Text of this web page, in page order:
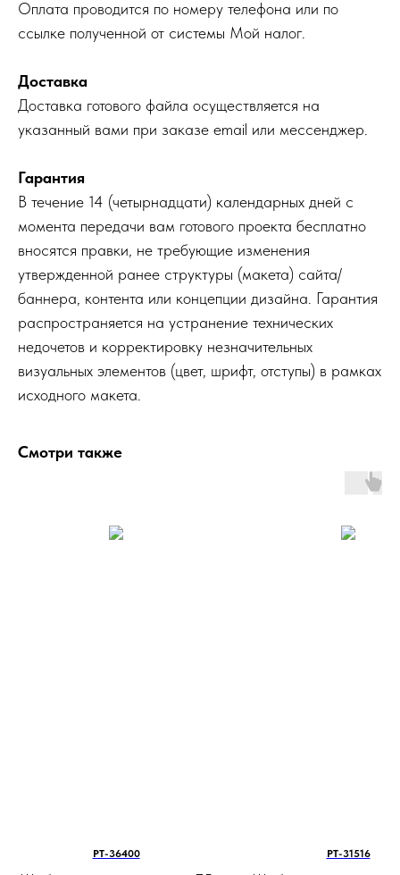
Оплата проводится по номеру телефона или по
ссылке полученной от системы Мой налог.
Доставка
Доставка готового файла осуществляется на
указанный вами при заказе email или мессенджер.
Гарантия
В течение 14 (четырнадцати) календарных дней с
момента передачи вам готового проекта бесплатно
вносятся правки, не требующие изменения
утвержденной ранее структуры (макета) сайта/
баннера, контента или концепции дизайна. Гарантия
распространяется на устранение технических
недочетов и корректировку незначительных
визуальных элементов (цвет, шрифт, отступы) в рамках
исходного макета.
Смотри также
PT-36400 PT-31516